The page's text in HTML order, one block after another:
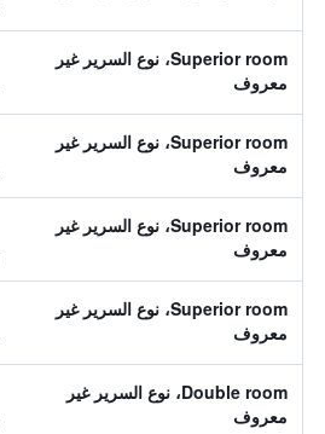
Superior room، نوع السرير غير
معروف
Superior room، نوع السرير غير
معروف
Superior room، نوع السرير غير
معروف
Superior room، نوع السرير غير
معروف
Double room، نوع السرير غير
معروف